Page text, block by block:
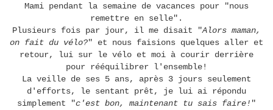
Mami pendant la semaine de vacances pour "nous
remettre en selle".
Plusieurs fois par jour, il me disait "Alors maman,
on fait du vélo?" et nous faisions quelques aller et
retour, lui sur le vélo et moi à courir derrière
pour rééquilibrer l'ensemble!
La veille de ses 5 ans, après 3 jours seulement
d'efforts, le sentant prêt, je lui ai répondu
simplement "c'est bon, maintenant tu sais faire! "